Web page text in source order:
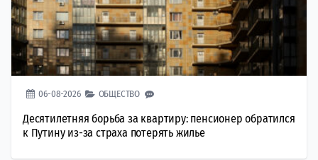
06-08-2026 ОБЩЕСТВО
Десятилетняя борьба за квартиру: пенсионер обратился
к Путину из-за страха потерять жилье